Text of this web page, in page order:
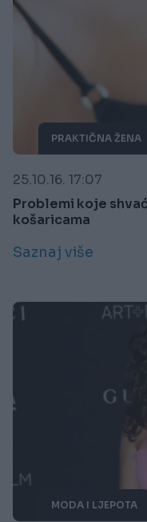
PRAKTIČNA ŽENA
25.10.16. 17:07
Problemi koje
košaricama
Saznaj više
MODA I LJEPOTA